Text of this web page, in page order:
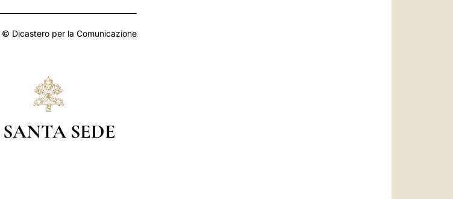
Dicastero per la Comunicazione
SANTA SEDE